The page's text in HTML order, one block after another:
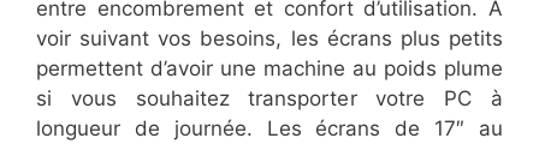
entre encombrement et confort d’utilisation. À
voir suivant vos besoins, les écrans plus petits
permettent d’avoir une machine au poids plume
si vous souhaitez transporter votre PC à
longueur de journée. Les écrans de 17″ au